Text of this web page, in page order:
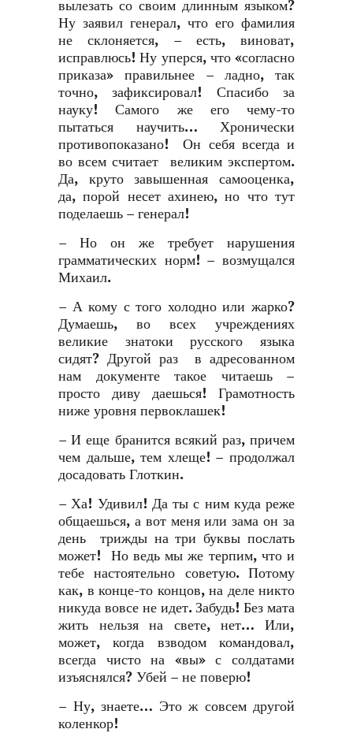
вылезать со своим длинным языком?
Ну заявил генерал, что его фамилия
не склоняется, – есть, виноват,
исправлюсь! Ну уперся, что «согласно
приказа» правильнее – ладно, так
точно, зафиксировал! Спасибо за
науку! Самого же его чему-то
пытаться научить… Хронически
противопоказано! Он себя всегда и
во всем считает великим экспертом.
Да, круто завышенная самооценка,
да, порой несет ахинею, но что тут
поделаешь – генерал!
– Но он же требует нарушения
грамматических норм! – возмущался
Михаил.
– А кому с того холодно или жарко?
Думаешь, во всех учреждениях
великие знатоки русского языка
сидят? Другой раз в адресованном
нам документе такое читаешь –
просто диву даешься! Грамотность
ниже уровня первоклашек!
– И еще бранится всякий раз, причем
чем дальше, тем хлеще! – продолжал
досадовать Глоткин.
– Ха! Удивил! Да ты с ним куда реже
общаешься, а вот меня или зама он за
день трижды на три буквы послать
может! Но ведь мы же терпим, что и
тебе настоятельно советую. Потому
как, в конце-то концов, на деле никто
никуда вовсе не идет. Забудь! Без мата
жить нельзя на свете, нет… Или,
может, когда взводом командовал,
всегда чисто на «вы» с солдатами
изъяснялся? Убей – не поверю!
– Ну, знаете… Это ж совсем другой
коленкор!